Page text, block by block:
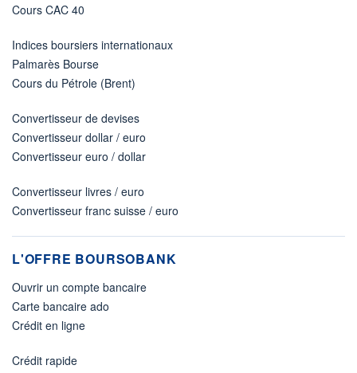
Cours CAC 40
Indices boursiers internationaux
Palmarès Bourse
Cours du Pétrole (Brent)
Convertisseur de devises
Convertisseur dollar / euro
Convertisseur euro / dollar
Convertisseur livres / euro
Convertisseur franc suisse / euro
L'OFFRE BOURSOBANK
Ouvrir un compte bancaire
Carte bancaire ado
Crédit en ligne
Crédit rapide